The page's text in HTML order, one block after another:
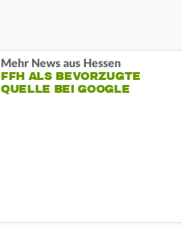
Mehr News aus Hessen
FFH ALS BEVORZUGTE
QUELLE BEI GOOGLE